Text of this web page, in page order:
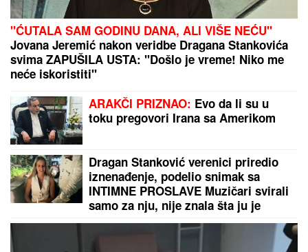
Aneli Ahmić ostala bez 30.000 posle Elite 9! "Novac
je otišao kome je potrebniji, a ne njoj koja ga baca!"
TRAGIČAN KRAJ POTRAGE KOD BORČE:Ronioci
izvukli telo mladića koji je noćas nestao u vodi i
mulju